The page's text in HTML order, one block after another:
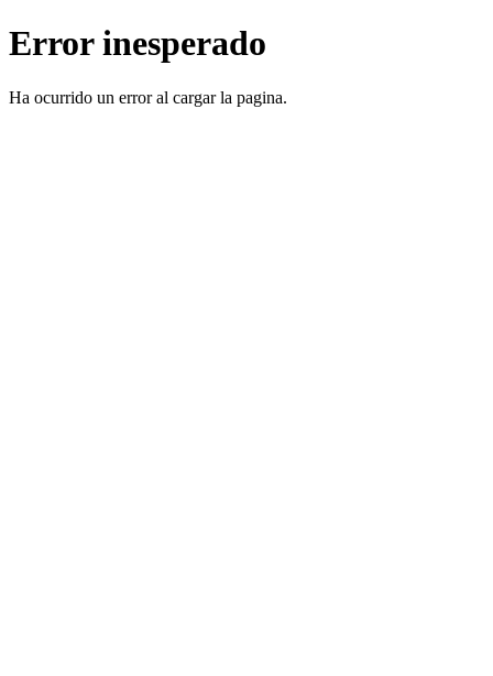
Error inesperado
Ha ocurrido un error al cargar la pagina.